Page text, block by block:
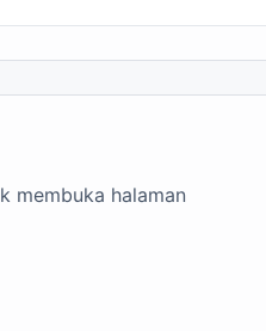
membuka halaman